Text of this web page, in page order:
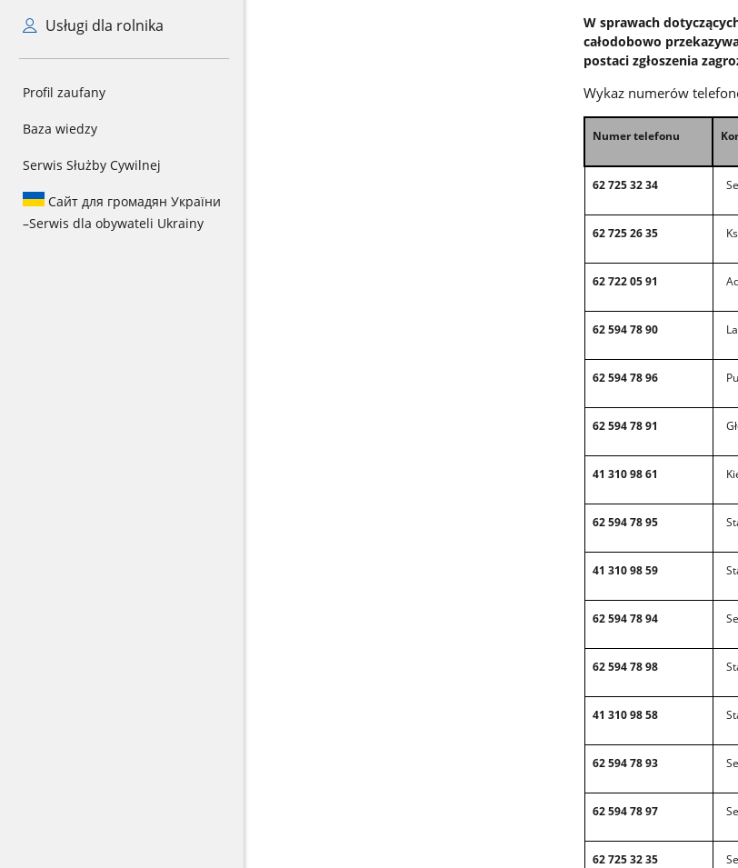
Usługi dla rolnika
Profil zaufany
Baza wiedzy
Serwis Służby Cywilnej
Сайт для громадян України
–Serwis dla obywateli Ukrainy
W sprawach
całodobowo
postaci zgłoszenia
Wykaz numerów
Numer telefonu
62 725 32 34
62 725 26 35
62 722 05 91
62 594 78 90
62 594 78 96
62 594 78 91
41 310 98 61
62 594 78 95
41 310 98 59
62 594 78 94
62 594 78 98
41 310 98 58
62 594 78 93
62 594 78 97
62 725 32 35